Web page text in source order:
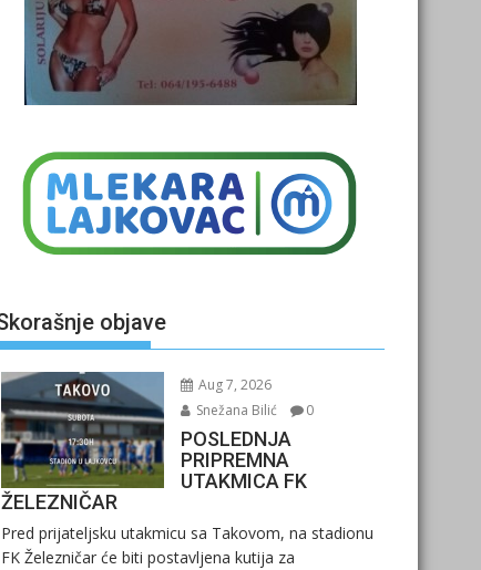
objave
Aug 7, 2026
Snežana Bilić
0
POSLEDNJA
PRIPREMNA
UTAKMICA FK
ŽELEZNIČAR
Pred prijateljsku utakmicu sa Takovom, na stadionu
FK Železničar će biti postavljena kutija za